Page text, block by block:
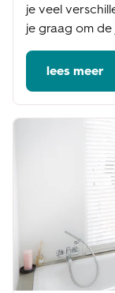
je veel
je graag om
lees meer